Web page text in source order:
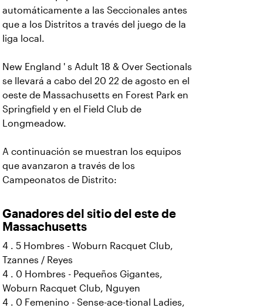
automáticamente a las Seccionales antes
que a los Distritos a través del juego de la
liga local.
New England ' s Adult 18 & Over Sectionals
se llevará a cabo del 20 22 de agosto en el
oeste de Massachusetts en Forest Park en
Springfield y en el Field Club de
Longmeadow.
A continuación se muestran los equipos
que avanzaron a través de los
Campeonatos de Distrito:
Ganadores del sitio del este de
Massachusetts
4 . 5 Hombres - Woburn Racquet Club,
Tzannes / Reyes
4 . 0 Hombres - Pequeños Gigantes,
Woburn Racquet Club, Nguyen
4 . 0 Femenino - Sense-ace-tional Ladies,